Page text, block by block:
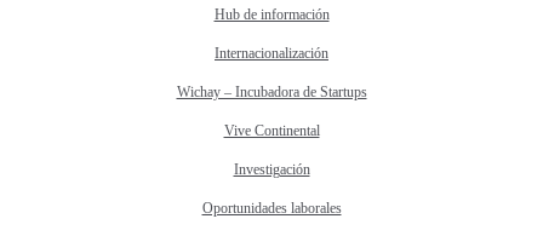
Hub de información
Internacionalización
Wichay – Incubadora de Startups
Vive Continental
Investigación
Oportunidades laborales